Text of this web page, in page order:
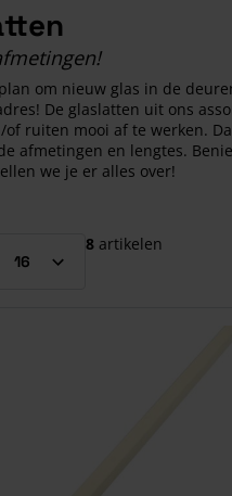
om nieuw glas in de
De glaslatten uit ons
of ruiten mooi af te werken.
afmetingen en lengtes.
we je er alles over!
8 artikelen